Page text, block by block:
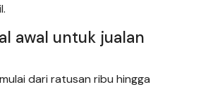
awal untuk jualan
dari ratusan ribu hingga